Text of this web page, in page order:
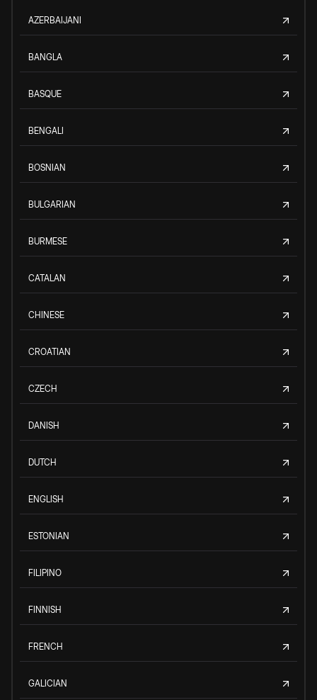
AZERBAIJANI
BANGLA
BASQUE
BENGALI
BOSNIAN
BULGARIAN
BURMESE
CATALAN
CHINESE
CROATIAN
CZECH
DANISH
DUTCH
ENGLISH
ESTONIAN
FILIPINO
FINNISH
FRENCH
GALICIAN